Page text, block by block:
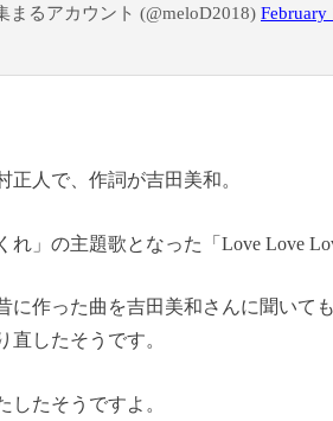
るアカウント (@meloD2018) February
正人で、作詞が吉田美和。
れ」の主題歌となった「Love Love
に作った曲を吉田美和さんに聞いて
直したそうです。
したそうですよ。